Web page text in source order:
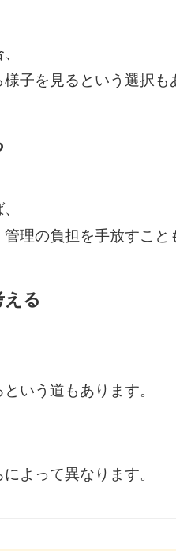
子を見るという選択も
理の負担を手放すこと
る
いう道もあります。
よって異なります。